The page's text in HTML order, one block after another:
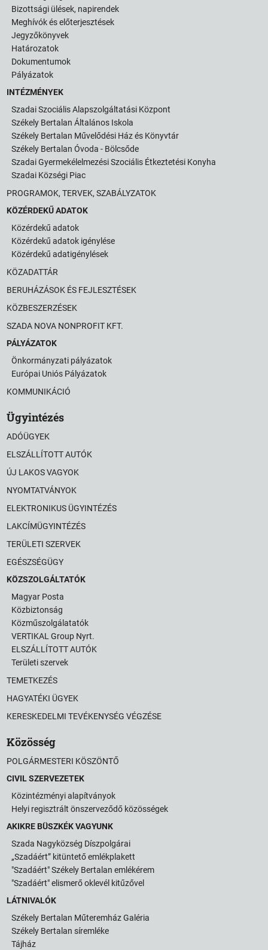
Bizottsági ülések, napirendek
Meghívók és előterjesztések
Jegyzőkönyvek
Határozatok
Dokumentumok
Pályázatok
INTÉZMÉNYEK
Szadai Szociális Alapszolgáltatási Központ
Székely Bertalan Általános Iskola
Székely Bertalan Művelődési Ház és Könyvtár
Székely Bertalan Óvoda - Bölcsőde
Szadai Gyermekélelmezési Szociális Étkeztetési Konyha
Szadai Községi Piac
PROGRAMOK, TERVEK, SZABÁLYZATOK
KÖZÉRDEKŰ ADATOK
Közérdekű adatok
Közérdekű adatok igénylése
Közérdekű adatigénylések
KÖZADATTÁR
BERUHÁZÁSOK ÉS FEJLESZTÉSEK
KÖZBESZERZÉSEK
SZADA NOVA NONPROFIT KFT.
PÁLYÁZATOK
Önkormányzati pályázatok
Európai Uniós Pályázatok
KOMMUNIKÁCIÓ
Ügyintézés
ADÓÜGYEK
ELSZÁLLÍTOTT AUTÓK
ÚJ LAKOS VAGYOK
NYOMTATVÁNYOK
ELEKTRONIKUS ÜGYINTÉZÉS
LAKCÍMÜGYINTÉZÉS
TERÜLETI SZERVEK
EGÉSZSÉGÜGY
KÖZSZOLGÁLTATÓK
Magyar Posta
Közbiztonság
Közműszolgálatatók
VERTIKAL Group Nyrt.
ELSZÁLLÍTOTT AUTÓK
Területi szervek
TEMETKEZÉS
HAGYATÉKI ÜGYEK
KERESKEDELMI TEVÉKENYSÉG VÉGZÉSE
Közösség
POLGÁRMESTERI KÖSZÖNTŐ
CIVIL SZERVEZETEK
Közintézményi alapítványok
Helyi regisztrált önszerveződő közösségek
AKIKRE BÜSZKÉK VAGYUNK
Szada Nagyközség Díszpolgárai
„Szadáért” kitüntető emlékplakett
"Szadáért" Székely Bertalan emlékérem
"Szadáért" elismerő oklevél kitűzővel
LÁTNIVALÓK
Székely Bertalan Műteremház Galéria
Székely Bertalan síremléke
Tájház